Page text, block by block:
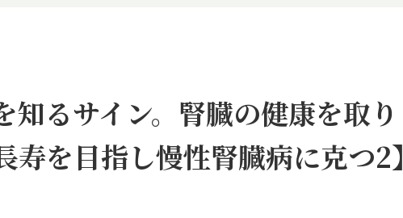
知るサイン。腎臓の健康を取り
を目指し慢性腎臓病に克つ2】